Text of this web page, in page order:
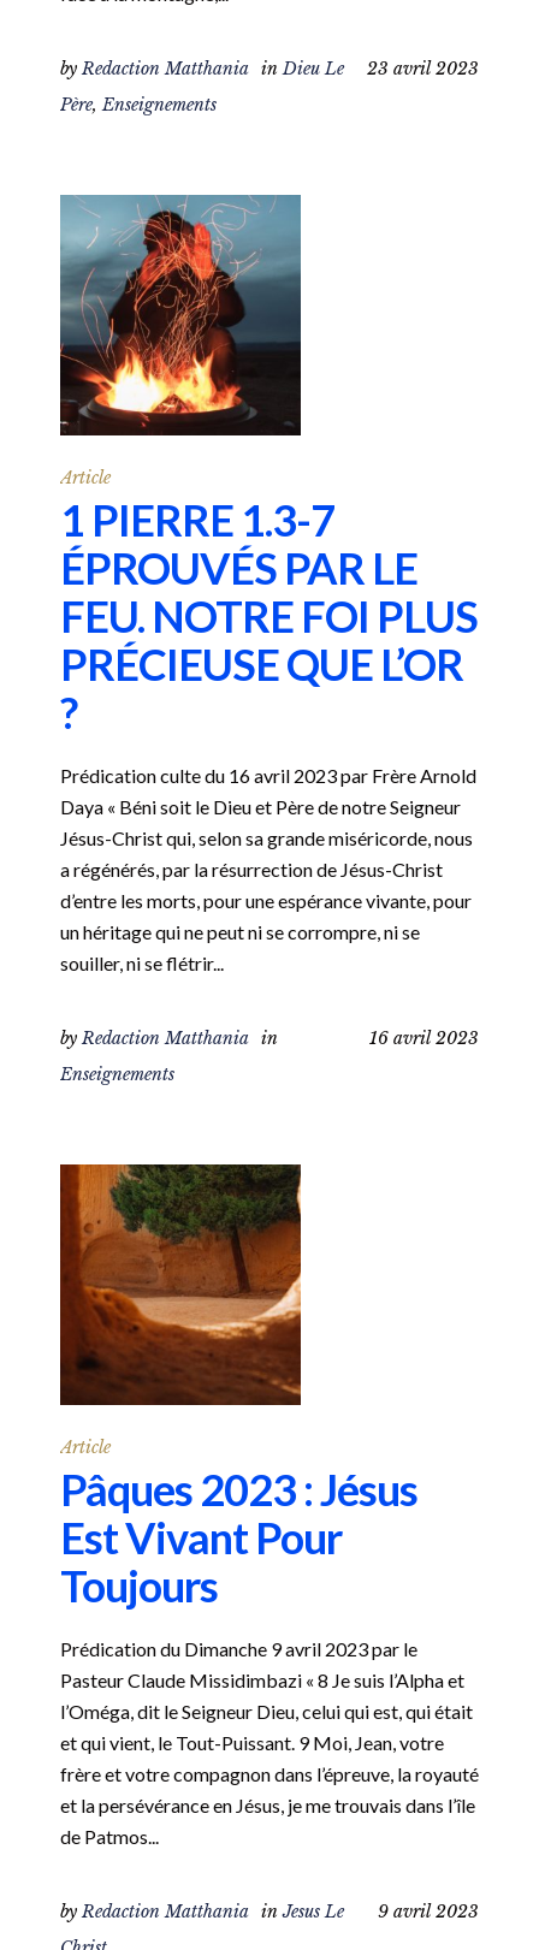
23 avril 2023
byRedaction Matthania inDieu Le
Père,Enseignements
Article
1 PIERRE 1.3-7
ÉPROUVÉS PAR LE
FEU. NOTRE FOI PLUS
PRÉCIEUSE QUE L’OR
?
Prédication culte du 16 avril 2023 par Frère Arnold
Daya « Béni soit le Dieu et Père de notre Seigneur
Jésus-Christ qui, selon sa grande miséricorde, nous
a régénérés, par la résurrection de Jésus-Christ
d’entre les morts, pour une espérance vivante, pour
un héritage qui ne peut ni se corrompre, ni se
souiller, ni se flétrir...
16 avril 2023
byRedaction Matthania in
Enseignements
Article
Pâques 2023 : Jésus
Est Vivant Pour
Toujours
Prédication du Dimanche 9 avril 2023 par le
Pasteur Claude Missidimbazi « 8 Je suis l’Alpha et
l’Oméga, dit le Seigneur Dieu, celui qui est, qui était
et qui vient, le Tout-Puissant. 9 Moi, Jean, votre
frère et votre compagnon dans l’épreuve, la royauté
et la persévérance en Jésus, je me trouvais dans l’île
de Patmos...
9 avril 2023
byRedaction Matthania inJesus Le